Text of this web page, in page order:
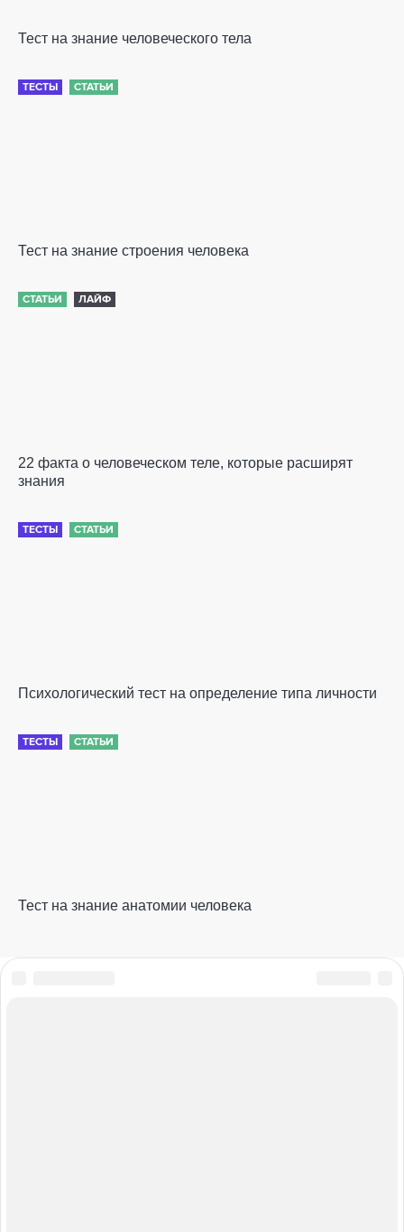
Тест на знание человеческого тела
ТЕСТЫ СТАТЬИ
Тест на знание строения человека
СТАТЬИ ЛАЙФ
22 факта о человеческом теле, которые расширят
знания
ТЕСТЫ СТАТЬИ
Психологический тест на определение типа личности
ТЕСТЫ СТАТЬИ
Тест на знание анатомии человека